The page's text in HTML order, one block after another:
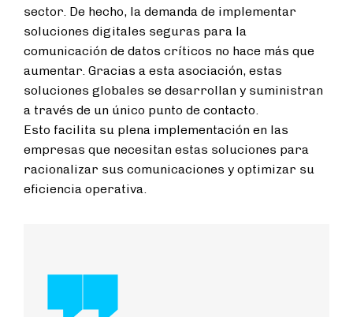
sector. De hecho, la demanda de implementar
soluciones digitales seguras para la
comunicación de datos críticos no hace más que
aumentar. Gracias a esta asociación, estas
soluciones globales se desarrollan y suministran
a través de un único punto de contacto.
Esto facilita su plena implementación en las
empresas que necesitan estas soluciones para
racionalizar sus comunicaciones y optimizar su
eficiencia operativa.